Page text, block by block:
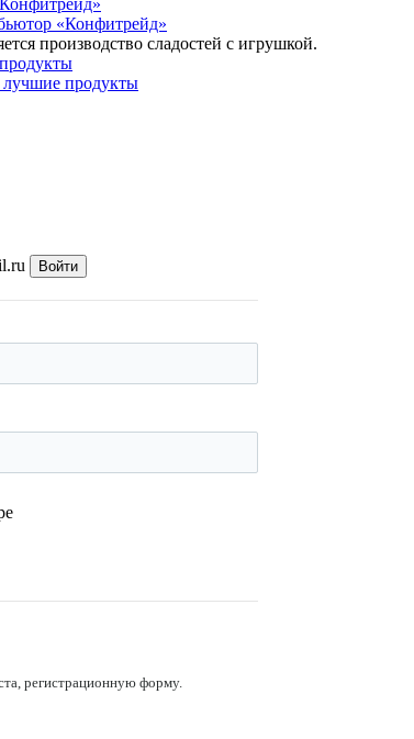
«Конфитрейд»
производство сладостей с игрушкой.
продукты
регистрационную форму.